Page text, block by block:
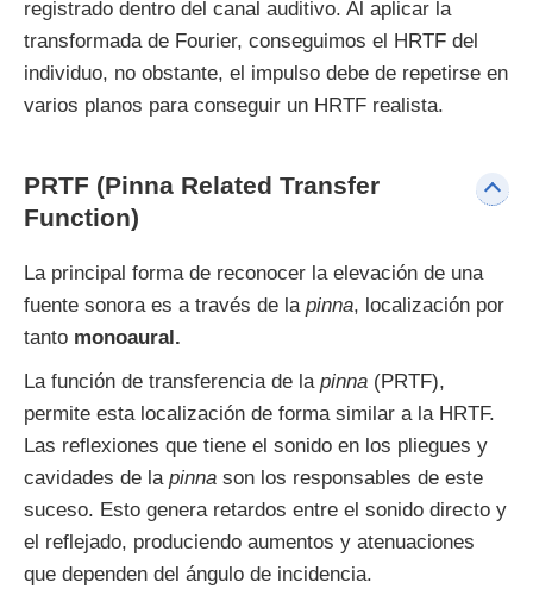
registrado dentro del canal auditivo. Al aplicar la
transformada de Fourier, conseguimos el HRTF del
individuo, no obstante, el impulso debe de repetirse en
varios planos para conseguir un HRTF realista.
PRTF (Pinna Related Transfer
Function)
La principal forma de reconocer la elevación de una
fuente sonora es a través de la pinna, localización por
tanto monoaural.
La función de transferencia de la pinna (PRTF),
permite esta localización de forma similar a la HRTF.
Las reflexiones que tiene el sonido en los pliegues y
cavidades de la pinna son los responsables de este
suceso. Esto genera retardos entre el sonido directo y
el reflejado, produciendo aumentos y atenuaciones
que dependen del ángulo de incidencia.